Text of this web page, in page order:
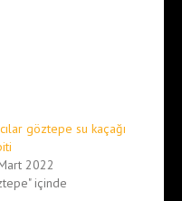
göztepe su kaçağı
2022
içinde